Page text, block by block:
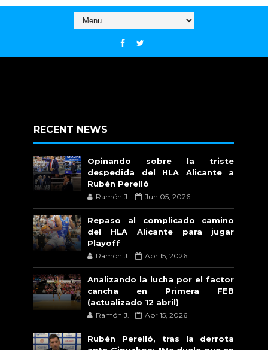
RECENT NEWS
Opinando sobre la triste
despedida del HLA Alicante a
Rubén Perelló
Ramón J. Jun 05, 2026
Repaso al complicado camino
del HLA Alicante para jugar
Playoff
Ramón J. Apr 15, 2026
Analizando la lucha por el factor
cancha en Primera FEB
(actualizado 12 abril)
Ramón J. Apr 15, 2026
Rubén Perelló, tras la derrota